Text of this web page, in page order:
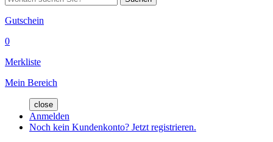
Gutschein
0
Merkliste
Mein Bereich
close
Anmelden
Noch kein Kundenkonto? Jetzt registrieren.